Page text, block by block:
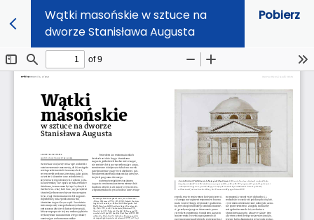
Wątki masońskie w sztuce na
dworze Stanisława Augusta
Pobierz